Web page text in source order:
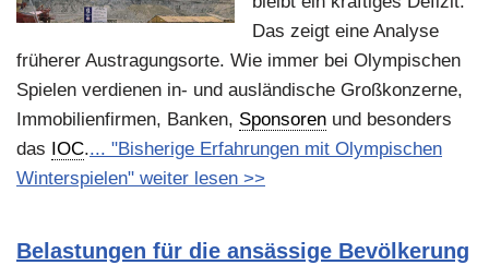
Das zeigt eine Analyse
früherer Austragungsorte. Wie immer bei Olympischen
Spielen verdienen in- und ausländische Großkonzerne,
Immobilienfirmen, Banken, Sponsoren und besonders
das IOC.... "Bisherige Erfahrungen mit Olympischen
Winterspielen" weiter lesen >>
Belastungen für die ansässige Bevölkerung